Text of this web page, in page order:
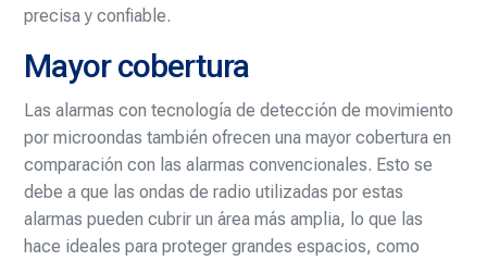
precisa y confiable.
Mayor cobertura
Las alarmas con tecnología de detección de movimiento
por microondas también ofrecen una mayor cobertura en
comparación con las alarmas convencionales. Esto se
debe a que las ondas de radio utilizadas por estas
alarmas pueden cubrir un área más amplia, lo que las
hace ideales para proteger grandes espacios, como